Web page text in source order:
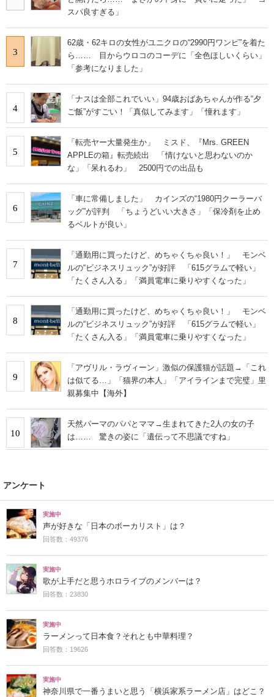
スパ良すぎる」
3
62歳・62キロの女性がユニクロの“2990円ワンピ”を着た
ら…… 目からウロコのコーデに「全色ほしいくらい」
「参考になりました」
4
「ナスは全部これでいい」94歳おばあちゃんが作る“夕
ご飯”がすごい！「真似してみます」「憧れます」
5
「転売ヤー大量発生か」 ミスド、『Mrs. GREEN
APPLEの箱』転売続出 「情けないと思わないのか
な」「呆れるわ」 2500円での出品も
6
「車に常備しました」 カインズの“1980円クーラーバ
ッグ”が評判 「ちょうどいい大きさ」「保冷剤を止め
るベルトが良い」
7
「通勤用に買ったけど、めちゃくちゃ良い！」 モンベ
ルの“ビジネスリュック”が好評 「615グラムで軽い」
「たくさん入る」「満員電車に乗りやすくなった」
8
「通勤用に買ったけど、めちゃくちゃ良い！」 モンベ
ルの“ビジネスリュック”が好評 「615グラムで軽い」
「たくさん入る」「満員電車に乗りやすくなった」
9
「アヴリル・ラヴィーン」激似の保護猫が話題→「これ
は似てる…」「猫界の本人」「アイラインまで完璧」里
親募集中【海外】
10
天然パーマのパパとママ→生まれてきた2人の女の子
は…… 驚きの姿に「遺伝って不思議ですね」
アンケート
実施中
声が好きな「日本のボーカリスト」は？
回答数：49376
実施中
歌が上手だと思うホロライブのメンバーは？
回答数：23830
実施中
ラーメンって日本食？それとも中華料理？
回答数：19626
実施中
神奈川県で一番うまいと思う「横浜家系ラーメン店」はどこ？